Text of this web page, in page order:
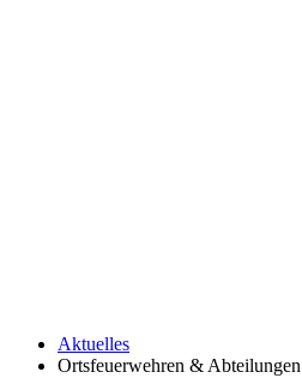
Aktuelles
Ortsfeuerwehren & Abteilungen